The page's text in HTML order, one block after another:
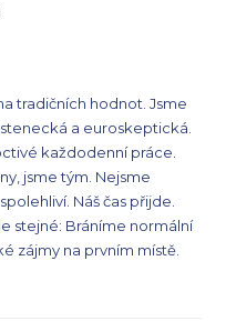
tradičních hodnot. Jsme
a euroskeptická.
každodenní práce.
jsme tým. Nejsme
Náš čas přijde.
stejné: Bráníme normální
zájmy na prvním místě.